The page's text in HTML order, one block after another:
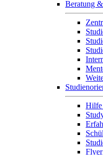
Beratung
Hilfe